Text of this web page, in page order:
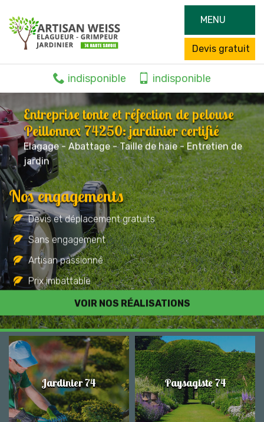
MENU
Devis gratuit
indisponible indisponible
Entreprise tonte et réfection de pelouse
Peillonnex 74250: jardinier certifié
Elagage - Abattage - Taille de haie - Entretien de
jardin
VOIR NOS RÉALISATIONS
Nos engagements
Devis et déplacement gratuits
Sans engagement
Artisan passionné
Prix imbattable
Travail de qualité
Jardinier 74 Paysagiste 74